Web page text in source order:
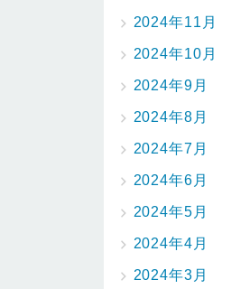
2024年11月
2024年10月
2024年9月
2024年8月
2024年7月
2024年6月
2024年5月
2024年4月
2024年3月